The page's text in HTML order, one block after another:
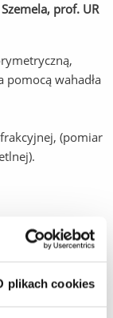
plikach cookies
prof. UR
pomocą wahadła
(pomiar
ćwiczenia